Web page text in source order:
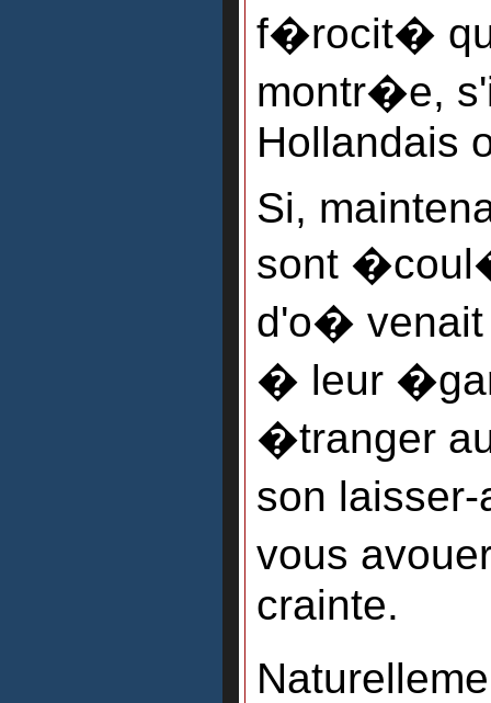
f�rocit�
montr�e,
Hollandais
Si,
sont
d'o� venait
� leur
�tranger
son
vous
crainte.